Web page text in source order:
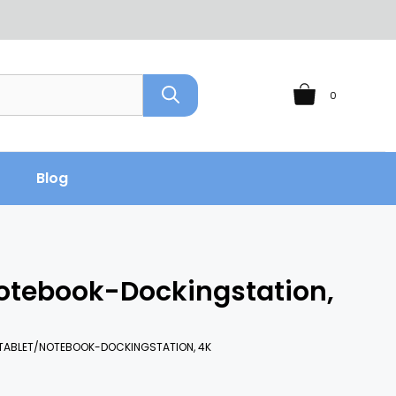
0
Blog
Dockingstation,
NOTEBOOK-DOCKINGSTATION, 4K